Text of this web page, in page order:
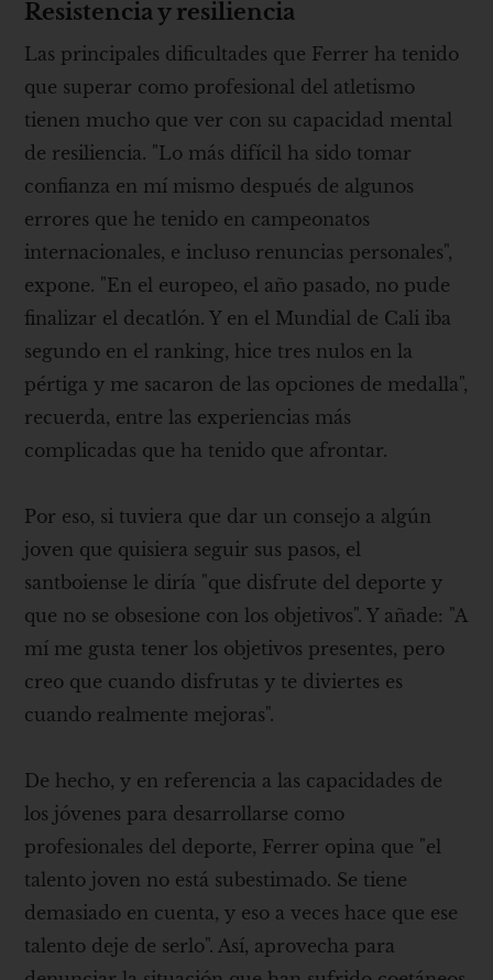
Resistencia y resiliencia
Las principales dificultades que Ferrer ha tenido
que superar como profesional del atletismo
tienen mucho que ver con su capacidad mental
de resiliencia. "Lo más difícil ha sido tomar
confianza en mí mismo después de algunos
errores que he tenido en campeonatos
internacionales, e incluso renuncias personales",
expone. "En el europeo, el año pasado, no pude
finalizar el decatlón. Y en el Mundial de Cali iba
segundo en el ranking, hice tres nulos en la
pértiga y me sacaron de las opciones de medalla",
recuerda, entre las experiencias más
complicadas que ha tenido que afrontar.
Por eso, si tuviera que dar un consejo a algún
joven que quisiera seguir sus pasos, el
santboiense le diría "que disfrute del deporte y
que no se obsesione con los objetivos". Y añade: "A
mí me gusta tener los objetivos presentes, pero
creo que cuando disfrutas y te diviertes es
cuando realmente mejoras".
De hecho, y en referencia a las capacidades de
los jóvenes para desarrollarse como
profesionales del deporte, Ferrer opina que "el
talento joven no está subestimado. Se tiene
demasiado en cuenta, y eso a veces hace que ese
talento deje de serlo". Así, aprovecha para